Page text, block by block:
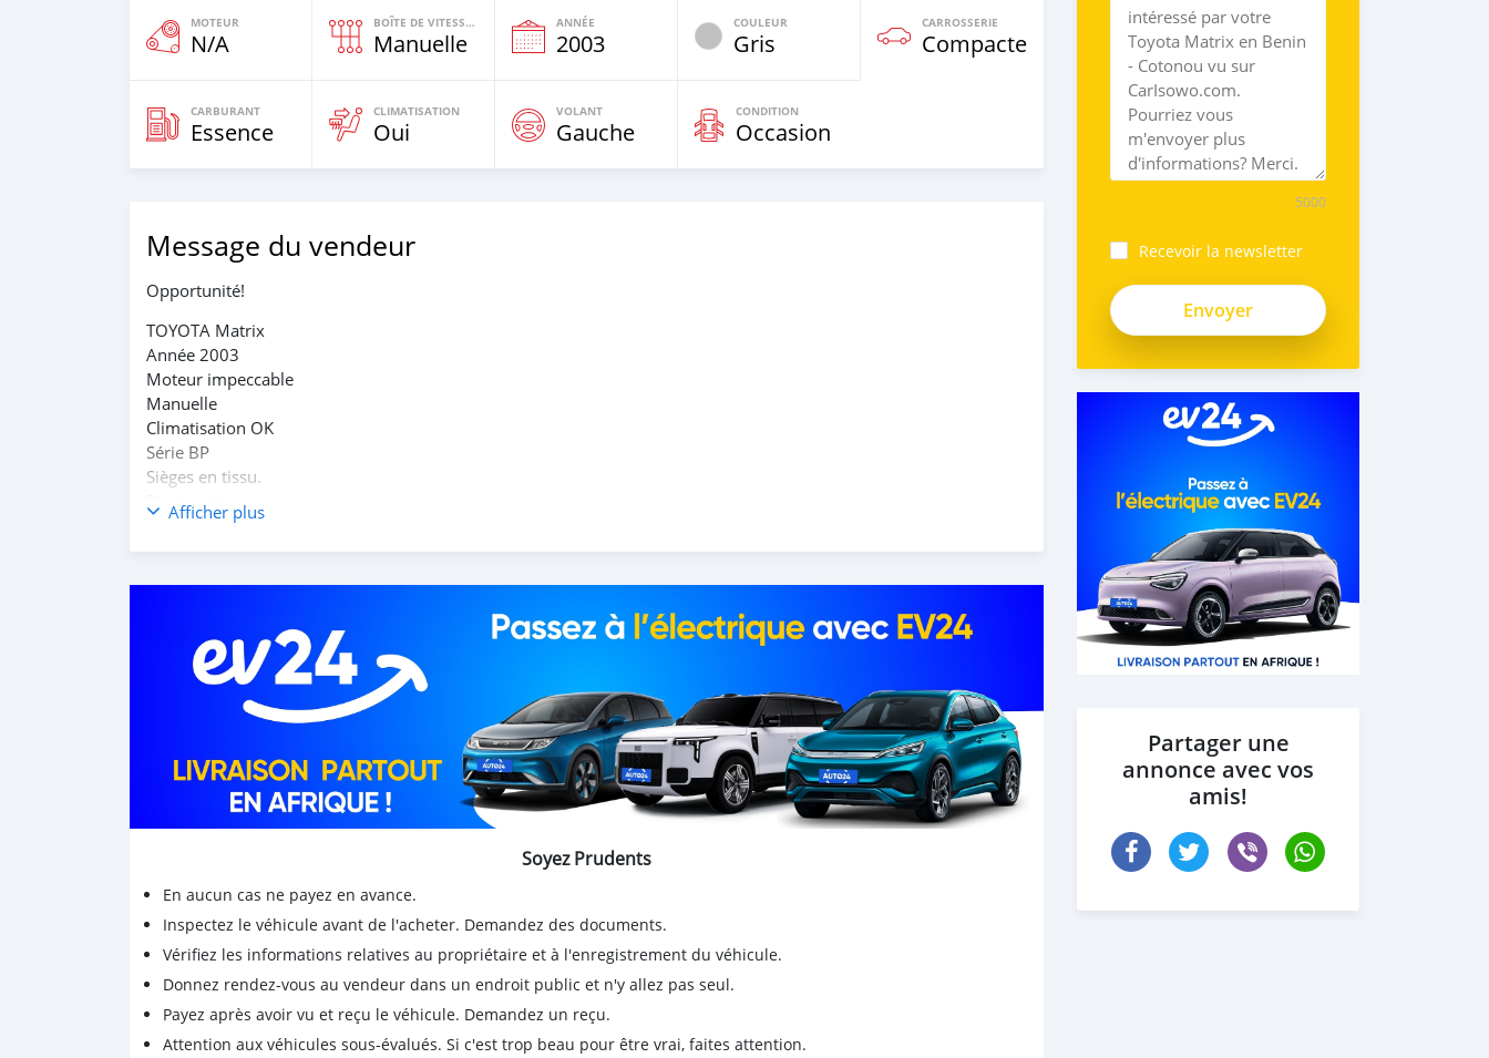
MOTEUR
N/A
BOÎTE DE VITESSES
Manuelle
ANNÉE
2003
COULEUR
Gris
CARROSSERIE
Compacte
CARBURANT
Essence
CLIMATISATION
Oui
VOLANT
Gauche
CONDITION
Occasion
Message du vendeur
Opportunité!
TOYOTA Matrix
Année 2003
Moteur impeccable
Manuelle
Climatisation OK
Série BP
Sièges en tissu.
Papiers à jour
Afficher plus
Soyez Prudents
En aucun cas ne payez en avance.
Inspectez le véhicule avant de l'acheter. Demandez des documents.
Vérifiez les informations relatives au propriétaire et à l'enregistrement du véhicule.
Donnez rendez-vous au vendeur dans un endroit public et n'y allez pas seul.
Payez après avoir vu et reçu le véhicule. Demandez un reçu.
Attention aux véhicules sous-évalués. Si c'est trop beau pour être vrai, faites attention.
5000
Recevoir la newsletter
Partager une
annonce avec vos
amis!